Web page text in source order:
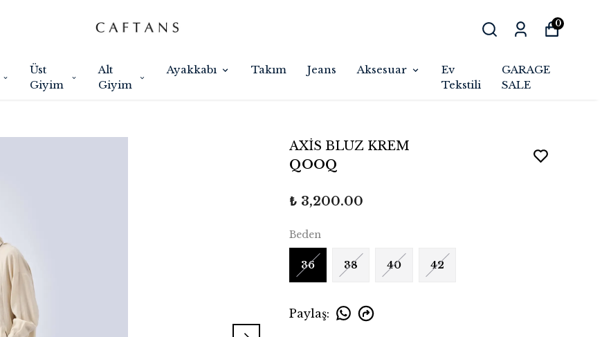
Üst
Giyim
Alt
Giyim
Ayakkabı Takım Jeans Aksesuar
Ev
Tekstili
GARAGE
SALE
0
AXİS BLUZ KREM
QOOQ
₺ 3,200.00
Beden
36 38 40 42
Paylaş: